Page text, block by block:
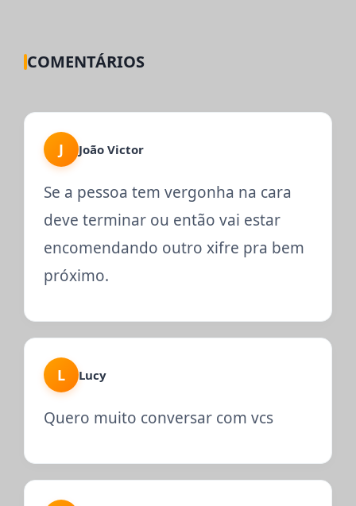
COMENTÁRIOS
J João Victor
Se a pessoa tem vergonha na cara
deve terminar ou então vai estar
encomendando outro xifre pra bem
próximo.
L Lucy
Quero muito conversar com vcs